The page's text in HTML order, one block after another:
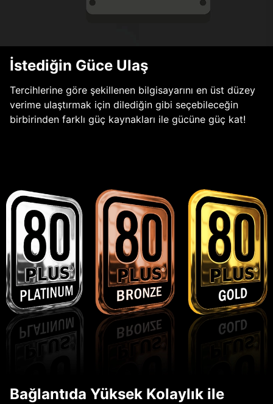
İstediğin Güce Ulaş
Tercihlerine göre şekillenen bilgisayarını en üst düzey
verime ulaştırmak için dilediğin gibi seçebileceğin
birbirinden farklı güç kaynakları ile gücüne güç kat!
Bağlantıda Yüksek Kolaylık ile